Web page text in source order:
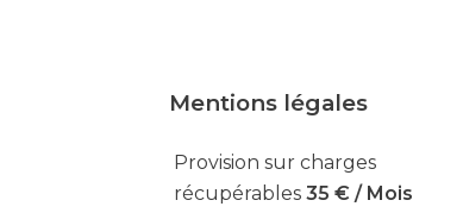
Mentions légales
Provision sur charges
récupérables 35 € / Mois